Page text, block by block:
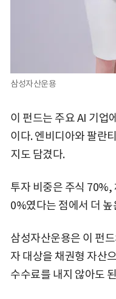
삼성자산운용
이 펀드는 주요 AI 기업
이다. 엔비디아와 팔란
지도 담겼다.
투자 비중은 주식 70%,
0%였다는 점에서 더
삼성자산운용은 이 펀
자 대상을 채권형 자산
수수료를 내지 않아도